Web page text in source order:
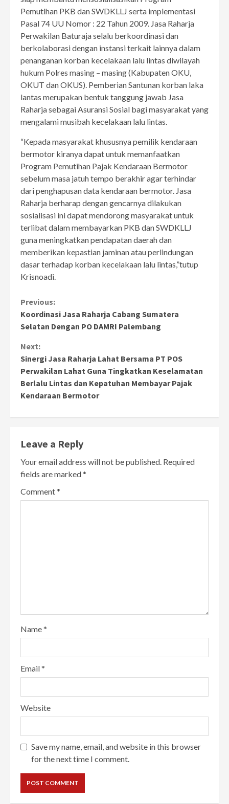
Pemutihan PKB dan SWDKLLJ serta implementasi
Pasal 74 UU Nomor : 22 Tahun 2009. Jasa Raharja
Perwakilan Baturaja selalu berkoordinasi dan
berkolaborasi dengan instansi terkait lainnya dalam
penanganan korban kecelakaan lalu lintas diwilayah
hukum Polres masing – masing (Kabupaten OKU,
OKUT dan OKUS). Pemberian Santunan korban laka
lantas merupakan bentuk tanggung jawab Jasa
Raharja sebagai Asuransi Sosial bagi masyarakat yang
mengalami musibah kecelakaan lalu lintas.
“Kepada masyarakat khususnya pemilik kendaraan
bermotor kiranya dapat untuk memanfaatkan
Program Pemutihan Pajak Kendaraan Bermotor
sebelum masa jatuh tempo berakhir agar terhindar
dari penghapusan data kendaraan bermotor. Jasa
Raharja berharap dengan gencarnya dilakukan
sosialisasi ini dapat mendorong masyarakat untuk
terlibat dalam membayarkan PKB dan SWDKLLJ
guna meningkatkan pendapatan daerah dan
memberikan kepastian jaminan atau perlindungan
dasar terhadap korban kecelakaan lalu lintas,”tutup
Krisnoadi.
Continue
Reading
Previous:
Koordinasi Jasa Raharja Cabang Sumatera
Selatan Dengan PO DAMRI Palembang
Next:
Sinergi Jasa Raharja Lahat Bersama PT POS
Perwakilan Lahat Guna Tingkatkan Keselamatan
Berlalu Lintas dan Kepatuhan Membayar Pajak
Kendaraan Bermotor
Leave a Reply
Your email address will not be published. Required
fields are marked*
Comment*
Name*
Email*
Website
Save my name, email, and website in this browser
for the next time I comment.